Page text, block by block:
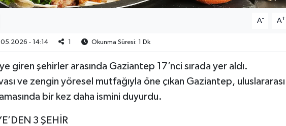
A- A+
- 14:14 Okunma Süresi: 1 Dk
giren şehirler arasında Gaziantep 17’nci sırada yer aldı.
ve zengin yöresel mutfağıyla öne çıkan Gaziantep, uluslararası
bir kez daha ismini duyurdu.
3 ŞEHİR